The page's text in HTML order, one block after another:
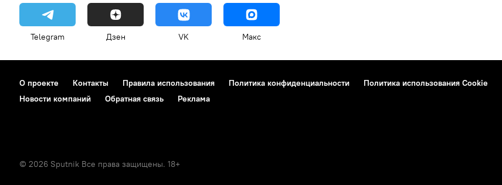
Telegram Дзен VK Макс
О проекте Контакты Правила использования Политика конфиденциальности Политика использования Cookie
Новости компаний
Обратная связь Реклама
© 2026 Sputnik Все права защищены. 18+